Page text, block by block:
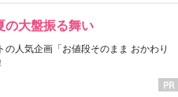
の大盤振る舞い
人気企画「お値段そのまま おかわり